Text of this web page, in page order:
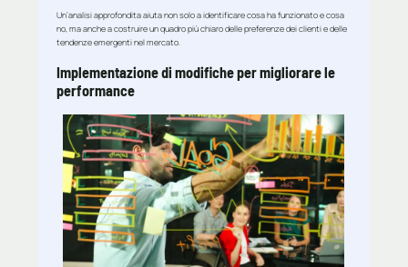
Un’analisi approfondita aiuta non solo a identificare cosa ha funzionato e cosa
no, ma anche a costruire un quadro più chiaro delle preferenze dei clienti e delle
tendenze emergenti nel mercato.
Implementazione di modifiche per migliorare le
performance